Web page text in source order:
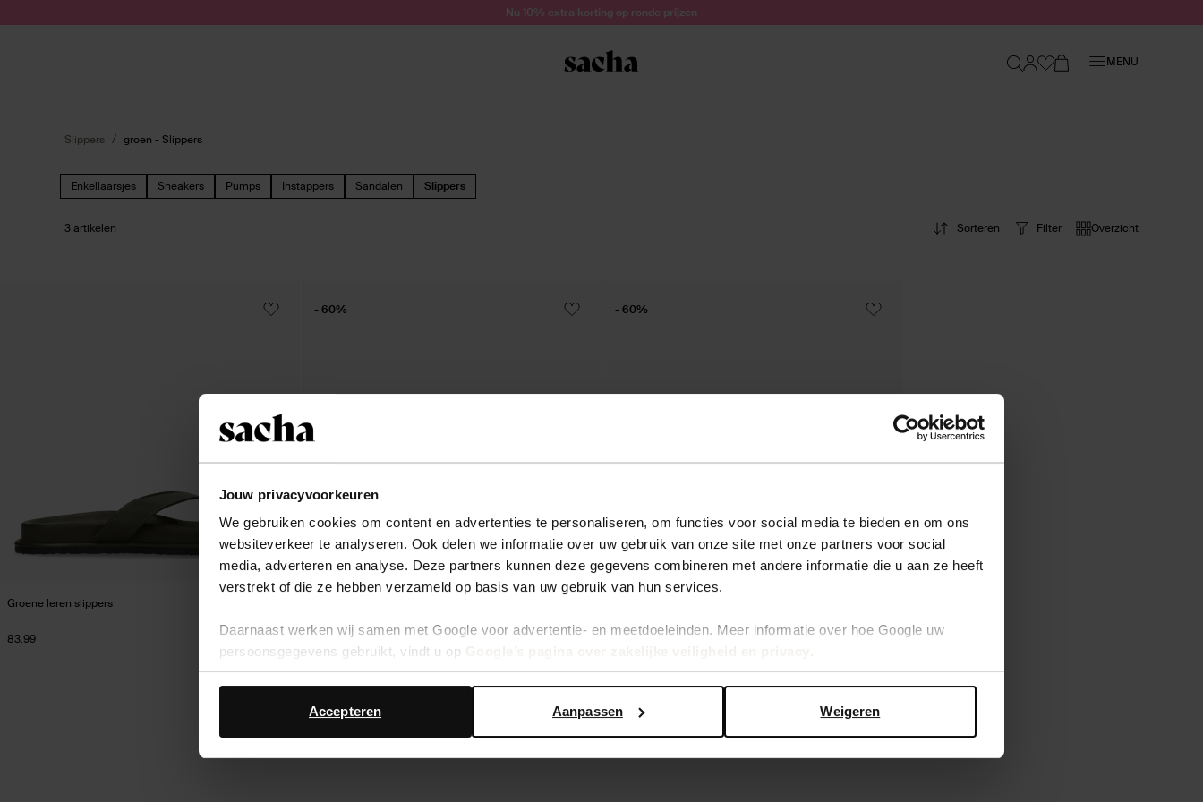
Jouw privacyvoorkeuren
We gebruiken cookies om content en advertenties te personaliseren, om functies voor social media te bieden en om ons
websiteverkeer te analyseren. Ook delen we informatie over uw gebruik van onze site met onze partners voor social
media, adverteren en analyse. Deze partners kunnen deze gegevens combineren met andere informatie die u aan ze heeft
verstrekt of die ze hebben verzameld op basis van uw gebruik van hun services.
Daarnaast werken wij samen met Google voor advertentie- en meetdoeleinden. Meer informatie over hoe Google uw
persoonsgegevens gebruikt, vindt u op
Weigeren
Aanpassen
Accepteren
Nu 10% extra korting op ronde prijzen
MENU
Slippers groen - Slippers
Enkellaarsjes Sneakers Pumps Instappers Sandalen Slippers
Filter Overzicht
3 artikelen Sorteren
Groene leren slippers
83.99 73.98
29.60
- 60%
42.00
- 60%